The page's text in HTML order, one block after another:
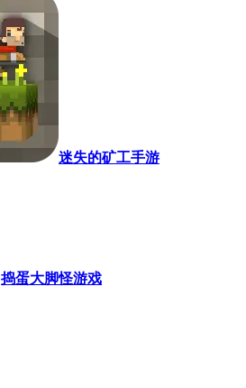
迷失的矿工手游
捣蛋大脚怪游戏